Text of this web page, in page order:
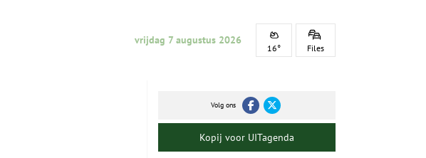
vrijdag 7 augustus 2026
16° Files
Volg ons
Kopij voor UITagenda